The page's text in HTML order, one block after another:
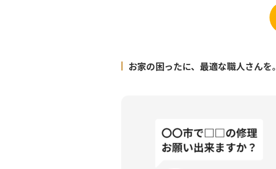
お家の困ったに、最適な職人さんを。